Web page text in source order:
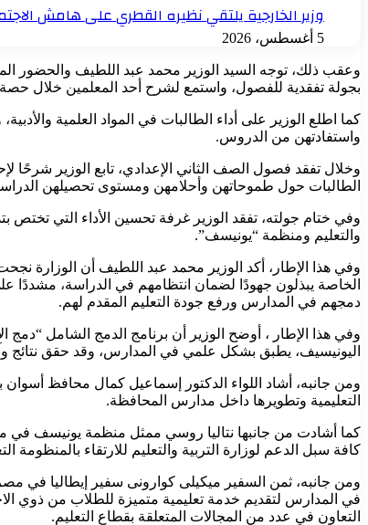
وزير الخارجية يلتقي نظيره القطري على هامش
5 أغسطس، 2026
بجولة تفقدية للفصول، واستمع لشرح أحد المعلمين خلال حصة
كما اطلع الوزير على أداء الطالبات في المواد العلمية
واستفادتهن من الدروس.
وخلال تفقد فصول الصف الثاني الإعدادي، تابع الوزير
الطالبات حول طموحاتهن وأحلامهن ومستوى تحصيلهن
وفي ختام جولته، تفقد الوزير غرفة تحسين الأداء التي تختص
والتعليم ومنظمة “يونيسف”.
وفي هذا الإطار، أكد الوزير محمد عبد اللطيف أن الوزارة
الخاصة يبذلون جهودًا لضمان انتظامهم في الدراسة،
دمجهم في المدارس ورفع جودة التعليم المقدم لهم.
وفي هذا الإطار ، أوضح الوزير أن برنامج الدمج الشامل “دمج
اليونيسيف، يطبق بشكل علمي في المدارس، وقد حقق نتائج
ومن جانبه، أشاد اللواء الدكتور إسماعيل كمال محافظ
التعليمية وتطويرها داخل مدارس المحافظة.
كما أشادت من جانبها نتاليا روسي ممثل منظمة يونيسف في مصر
كافة سبل الدعم لوزارة التربية والتعليم للارتقاء بالمنظومة
ومن جانبه، ثمن السفير ميكيلى كوارونى سفير إيطاليا في مصر
في المدارس لتقديم خدمة تعليمية متميزة للطلاب من ذوي
التعاون في عدد من المجالات المتعلقة بقطاع التعليم.